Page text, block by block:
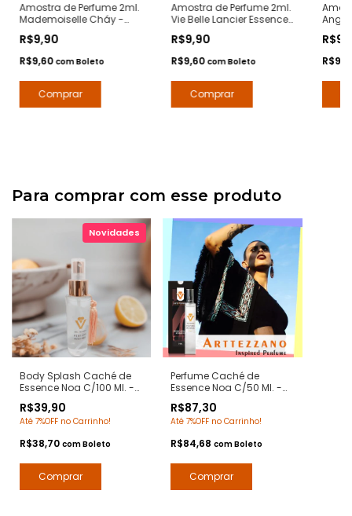
Amostra de Perfume 2ml.
Mademoiselle Cháy -
Mademoiselle Chanel -
Contratipos Premium -
Arte 1 Perfumes
R$9,90
R$9,60 comBoleto
Amostra de Perfume 2ml.
Vie Belle Lancier Essence
Lancome - Contratipos
Premium - Arte 1 Perfumes
R$9,90
R$9,60 comBoleto
Angy
Para comprar com esse produto
Body Splash Caché de
Essence Noa C/100 Ml. -
Deo Colônia Desodorante
Corporal - Arte 1 Perfumes
R$39,90
Até 7%OFF no Carrinho!
R$38,70 comBoleto
Perfume Caché de
Essence Noa C/50 Ml. -
Contratipos Premium -
Arte 1 Perfumes
R$87,30
Até 7%OFF no Carrinho!
R$84,68comBoleto